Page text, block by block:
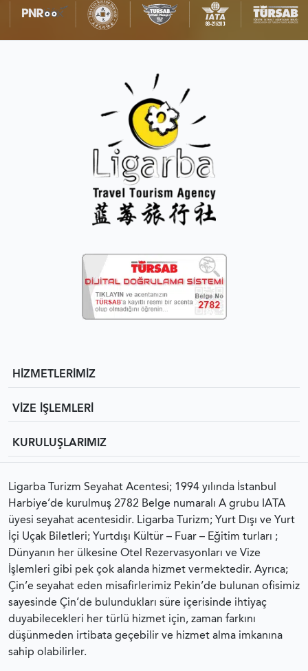
HİZMETLERİMİZ
VİZE İŞLEMLERİ
KURULUŞLARIMIZ
Ligarba Turizm Seyahat Acentesi; 1994 yılında İstanbul
Harbiye’de kurulmuş 2782 Belge numaralı A grubu IATA
üyesi seyahat acentesidir. Ligarba Turizm; Yurt Dışı ve Yurt
İçi Uçak Biletleri; Yurtdışı Kültür – Fuar – Eğitim turları ;
Dünyanın her ülkesine Otel Rezervasyonları ve Vize
İşlemleri gibi pek çok alanda hizmet vermektedir. Ayrıca;
Çin’e seyahat eden misafirlerimiz Pekin’de bulunan ofisimiz
sayesinde Çin’de bulundukları süre içerisinde ihtiyaç
duyabilecekleri her türlü hizmet için, zaman farkını
düşünmeden irtibata geçebilir ve hizmet alma imkanına
sahip olabilirler.